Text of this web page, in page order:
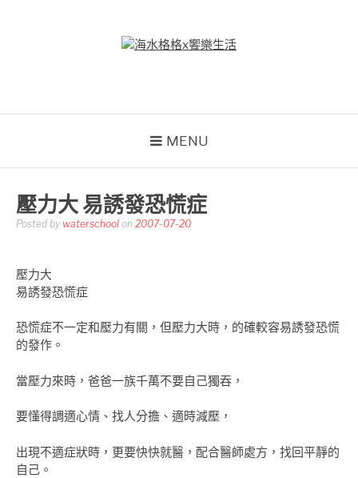
MENU
壓力大 易誘發恐慌症
Posted by waterschool on 2007-07-20
壓力大
易誘發恐慌症
恐慌症不一定和壓力有關，但壓力大時，的確較容易誘發恐慌
的發作。
當壓力來時，爸爸一族千萬不要自己獨吞，
要懂得調適心情、找人分擔、適時減壓，
出現不適症狀時，更要快快就醫，配合醫師處方，找回平靜的
自己。